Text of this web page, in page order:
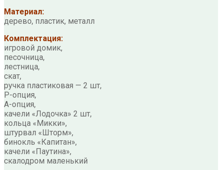
Материал:
дерево, пластик, металл
Комплектация:
игровой домик,
песочница,
лестница,
скат,
ручка пластиковая — 2 шт,
Р-опция,
А-опция,
качели «Лодочка» 2 шт,
кольца «Микки»,
штурвал «Шторм»,
бинокль «Капитан»,
качели «Паутина»,
скалодром маленький